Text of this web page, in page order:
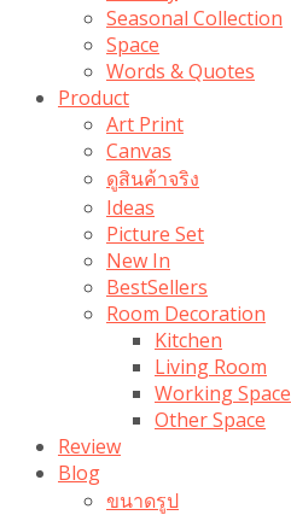
Seasonal Collection
Space
Words & Quotes
Product
Art Print
Canvas
ดูสินค้าจริง
Ideas
Picture Set
New In
BestSellers
Room Decoration
Kitchen
Living Room
Working Space
Other Space
Review
Blog
ขนาดรูป